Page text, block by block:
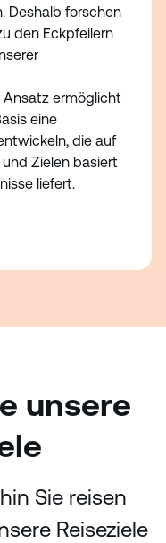
Deshalb forschen
den Eckpfeilern
Ansatz ermöglicht
eine
die auf
Zielen basiert
liefert.
unsere
Sie reisen
Reiseziele